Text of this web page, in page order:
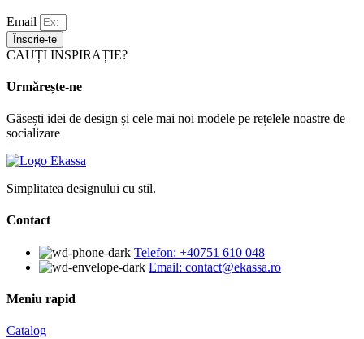
Email
Înscrie-te
CAUȚI INSPIRAȚIE?
Urmărește-ne
Găsești idei de design și cele mai noi modele pe rețelele noastre de
socializare
Simplitatea designului cu stil.
Contact
Telefon: +40751 610 048
Email: contact@ekassa.ro
Meniu rapid
Catalog